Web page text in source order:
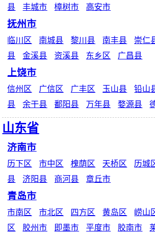
县
丰城市 樟树市 高安市
抚州市
临川区 南城县 黎川县 南丰县 崇仁
县
金溪县 资溪县 东乡区 广昌县
上饶市
信州区 广信区 广丰区 玉山县 铅山
县
余干县 鄱阳县 万年县 婺源县
山东省
济南市
历下区 市中区 槐荫区 天桥区 历城
县
济阳县 商河县 章丘市
青岛市
市南区 市北区 四方区 黄岛区 崂山
区
胶州市 即墨市 平度市 胶南市